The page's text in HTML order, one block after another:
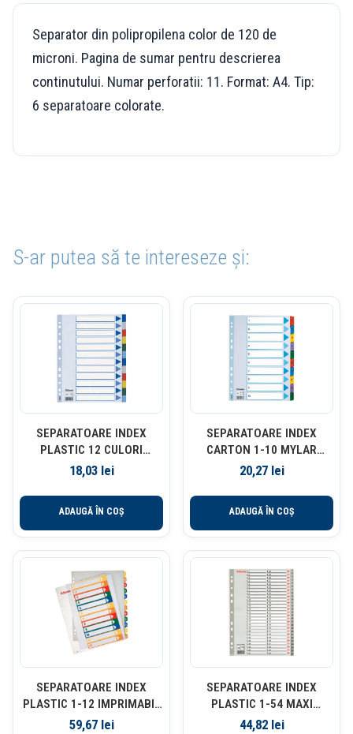
Separator din polipropilena color de 120 de
microni. Pagina de sumar pentru descrierea
continutului. Numar perforatii: 11. Format: A4. Tip:
6 separatoare colorate.
S-ar putea să te intereseze și:
SEPARATOARE INDEX
PLASTIC 12 CULORI
ESSELTE
18,03 lei
ADAUGĂ ÎN COȘ
SEPARATOARE INDEX
CARTON 1-10 MYLAR
ESSELTE
20,27 lei
ADAUGĂ ÎN COȘ
SEPARATOARE INDEX
PLASTIC 1-12 IMPRIMABIL
ESSELTE
59,67 lei
SEPARATOARE INDEX
PLASTIC 1-54 MAXI
ESSELTE
44,82 lei